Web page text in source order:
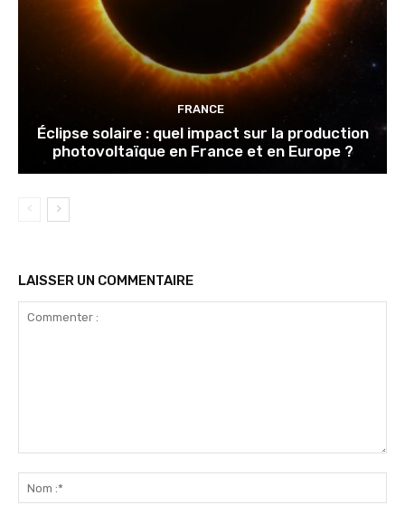
FRANCE
Éclipse solaire : quel impact sur la production
photovoltaïque en France et en Europe ?
LAISSER UN COMMENTAIRE